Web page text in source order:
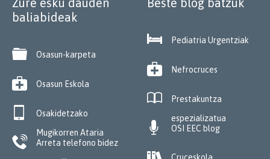
Zure esku dauden
baliabideak
 Osasun-karpeta
 Osasun Eskola

Osakidetzako
Mugikorren Ataria

Arreta telefono bidez
Beste blog batzuk
 Pediatria Urgentziak
 Nefrocruces

Prestakuntza
espezializatua
 OSI EEC blog